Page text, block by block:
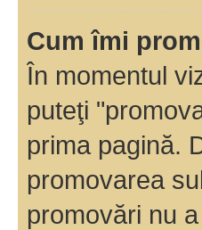
Cum îmi
În momentul
puteţi
prima pagină.
promovarea
promovări nu